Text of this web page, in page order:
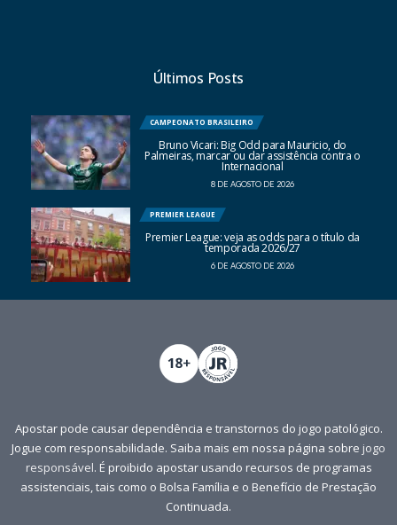
Últimos Posts
CAMPEONATO BRASILEIRO
Bruno Vicari: Big Odd para Mauricio, do
Palmeiras, marcar ou dar assistência contra o
Internacional
8 DE AGOSTO DE 2026
PREMIER LEAGUE
Premier League: veja as odds para o título da
temporada 2026/27
6 DE AGOSTO DE 2026
Apostar pode causar dependência e transtornos do jogo patológico.
Jogue com responsabilidade. Saiba mais em nossa página sobre jogo
responsável. É proibido apostar usando recursos de programas
assistenciais, tais como o Bolsa Família e o Benefício de Prestação
Continuada.